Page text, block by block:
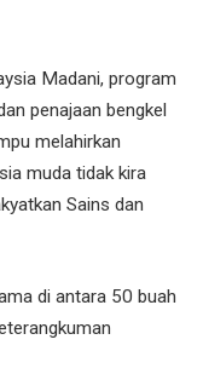
Madani, program
penajaan bengkel
melahirkan
muda tidak kira
Sains dan
di antara 50 buah